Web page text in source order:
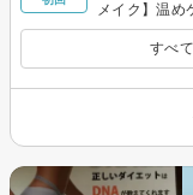
メイク】温め
ッキリ！代
すべ